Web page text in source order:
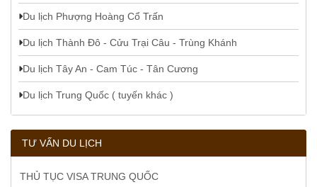
Du lịch Phượng Hoàng Cổ Trấn
Du lịch Thành Đô - Cửu Trại Câu - Trùng Khánh
Du lịch Tây An - Cam Túc - Tân Cương
Du lịch Trung Quốc ( tuyến khác )
TƯ VẤN DU LỊCH
THỦ TỤC VISA TRUNG QUỐC